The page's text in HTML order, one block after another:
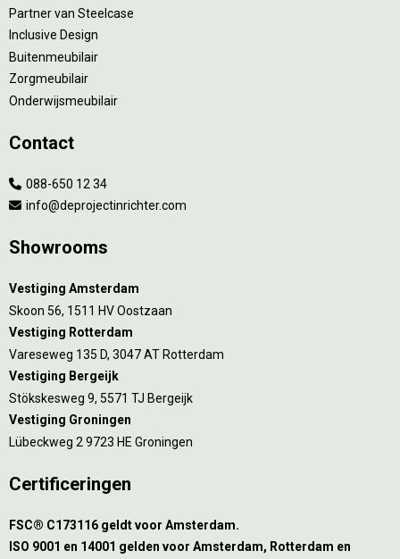
Partner van Steelcase
Inclusive Design
Buitenmeubilair
Zorgmeubilair
Onderwijsmeubilair
Contact
088-650 12 34
info@deprojectinrichter.com
Showrooms
Vestiging Amsterdam
Skoon 56, 1511 HV Oostzaan
Vestiging Rotterdam
Vareseweg 135 D, 3047 AT Rotterdam
Vestiging Bergeijk
Stökskesweg 9, 5571 TJ Bergeijk
Vestiging Groningen
Lübeckweg 2 9723 HE Groningen
Certificeringen
FSC® C173116 geldt voor Amsterdam.
ISO 9001 en 14001 gelden voor Amsterdam, Rotterdam en